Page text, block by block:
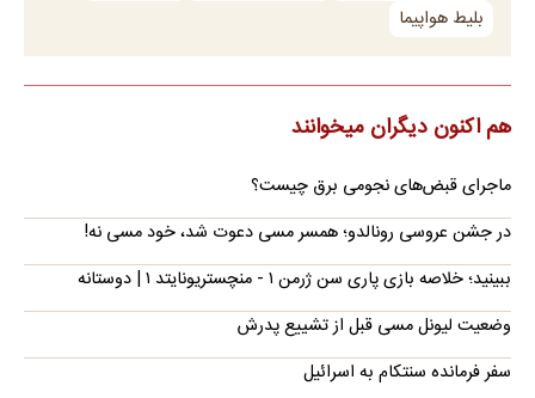
بلیط هواپیما
هم اکنون دیگران میخوانند
ماجرای قبض‌های نجومی برق چیست؟
در جشن عروسی رونالدو؛ همسر مسی دعوت شد، خود مسی نه!
ببینید؛ خلاصه بازی پاری سن ژرمن ۱ - منچستریونایتد ۱ | دوستانه
وضعیت لیونل مسی قبل از تشییع پدرش
سفر فرمانده سنتکام به اسرائیل